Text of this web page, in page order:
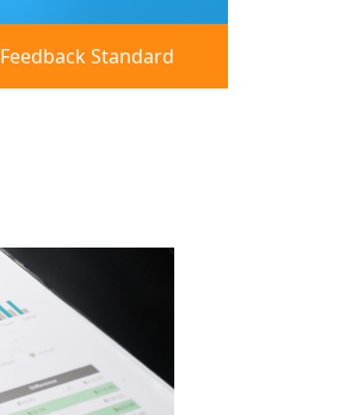
Feedback Standard